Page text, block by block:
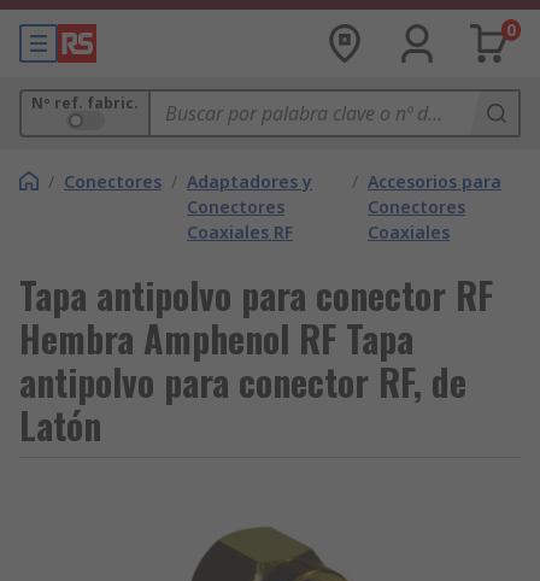
0
Nº ref. fabric.
/ Conectores / Adaptadores y
Conectores
Coaxiales RF
/ Accesorios para
Conectores
Coaxiales
Tapa antipolvo para conector RF
Hembra Amphenol RF Tapa
antipolvo para conector RF, de
Latón